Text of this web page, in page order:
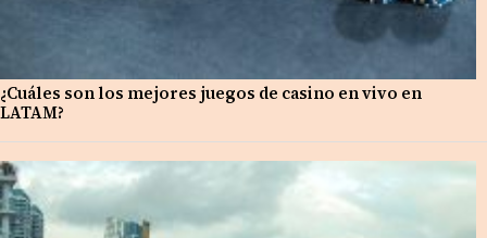
¿Cuáles son los mejores juegos de casino en vivo en
LATAM?